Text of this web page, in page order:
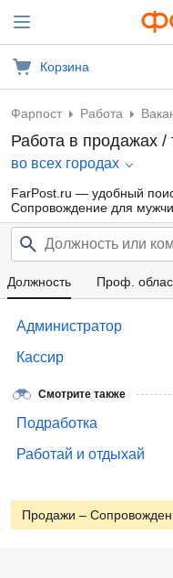
Корзина
Фарпост Работа
Работа в продажах /
во всех городах
FarPost.ru — удобный
Сопровождение для
работодателей, а также
каждый день.
Должность Проф.
Администратор
Кассир
Смотрите также
Подработка
Работай и отдыхай
Продажи –